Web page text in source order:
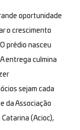
oportunidade
o crescimento
prédio nasceu
entrega culmina
sejam cada
da Associação
(Acioc),